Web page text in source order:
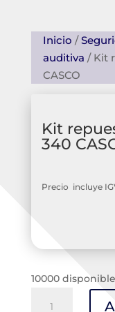
Inicio /
auditiva / Kit
CASCO
Kit
340
Precio incluye
10000